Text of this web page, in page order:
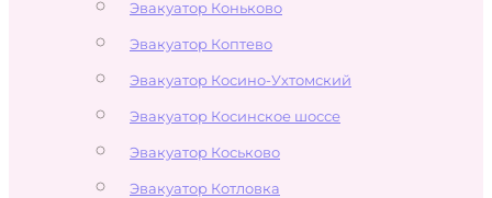
Эвакуатор Коньково
Эвакуатор Коптево
Эвакуатор Косино-Ухтомский
Эвакуатор Косинское шоссе
Эвакуатор Коськово
Эвакуатор Котловка